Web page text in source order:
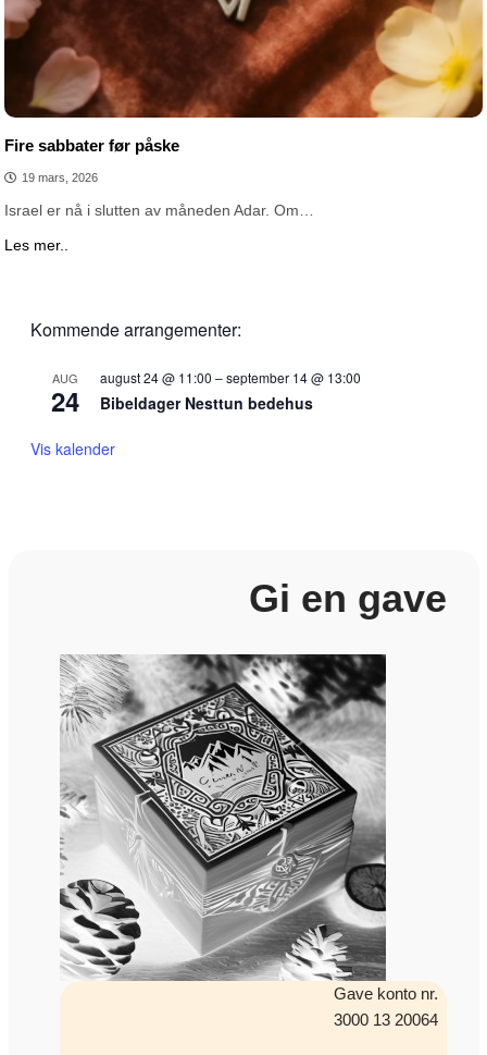
Fire sabbater før påske
19 mars, 2026
Israel er nå i slutten av måneden Adar. Om…
Les mer..
Kommende arrangementer:
AUG
24
august 24 @ 11:00 –september 14 @ 13:00
Bibeldager Nesttun bedehus
Vis kalender
Gi en gave
Gave konto nr.
3000 13 20064